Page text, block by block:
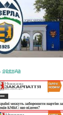
оренда